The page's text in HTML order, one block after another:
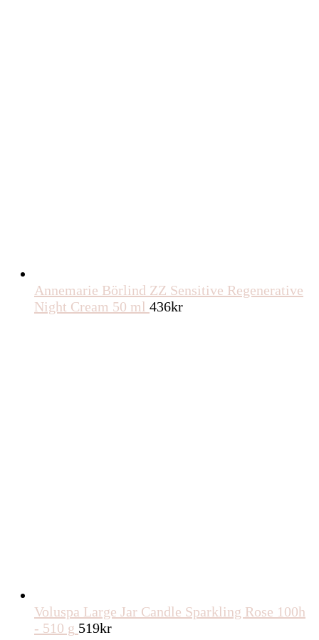
Annemarie Börlind ZZ Sensitive Regenerative
Night Cream 50 ml 436kr
Voluspa Large Jar Candle Sparkling Rose 100h
- 510 g 519kr